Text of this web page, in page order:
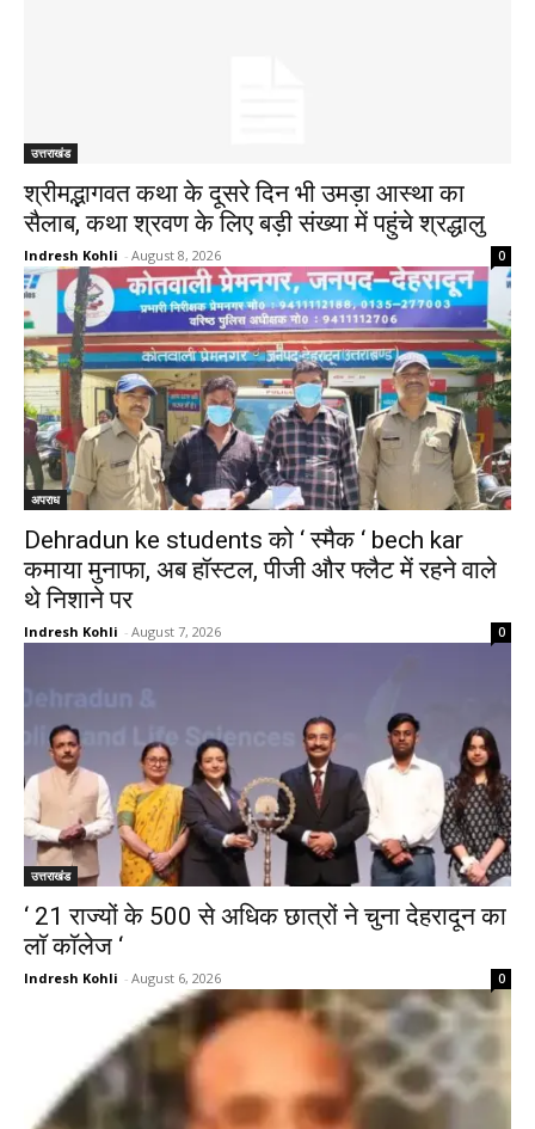
उत्तराखंड
श्रीमद्भागवत कथा के दूसरे दिन भी उमड़ा आस्था का
सैलाब, कथा श्रवण के लिए बड़ी संख्या में पहुंचे श्रद्धालु
Indresh Kohli - August 8, 2026 0
अपराध
Dehradun ke students को ‘ स्मैक ‘ bech kar
कमाया मुनाफा, अब हॉस्टल, पीजी और फ्लैट में रहने वाले
थे निशाने पर
Indresh Kohli - August 7, 2026 0
उत्तराखंड
‘ 21 राज्यों के 500 से अधिक छात्रों ने चुना देहरादून का
लाॅ काॅलेज ‘
Indresh Kohli - August 6, 2026 0